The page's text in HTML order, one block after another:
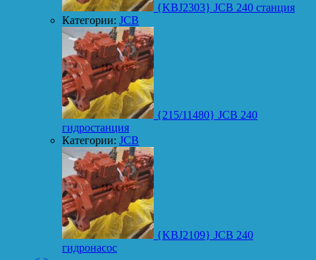
{KBJ2303} JCB 240 станция
Категории: JCB
{215/11480} JCB 240
гидростанция
Категории: JCB
{KBJ2109} JCB 240
гидронасос